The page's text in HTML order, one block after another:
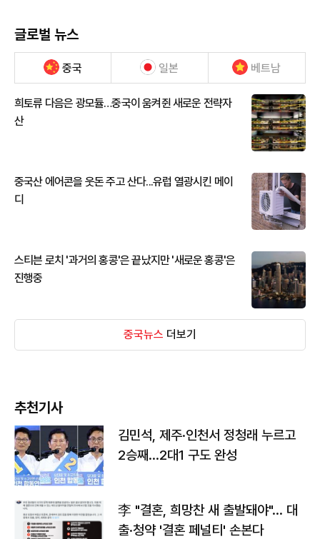
글로벌 뉴스
중국 일본 베트남
희토류 다음은 광모듈…중국이 움켜쥔 새로운 전략자
산
중국산 에어콘을 웃돈 주고 산다...유럽 열광시킨 메이
디
스티븐 로치 '과거의 홍콩'은 끝났지만 '새로운 홍콩'은
진행중
중국뉴스 더보기
추천기사
김민석, 제주·인천서 정청래 누르고
2승째…2대1 구도 완성
李 "결혼, 희망찬 새 출발돼야"… 대
출·청약 '결혼 페널티' 손본다